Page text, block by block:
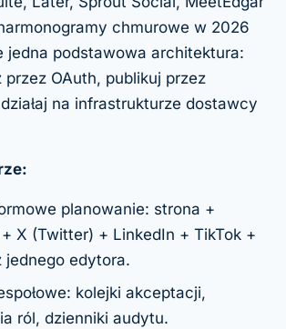
chmurowe w 2026
jedna podstawowa architektura:
przez OAuth, publikuj przez
na infrastrukturze dostawcy
planowanie: strona +
X (Twitter) + LinkedIn + TikTok +
jednego edytora.
kolejki akceptacji,
ról, dzienniki audytu.